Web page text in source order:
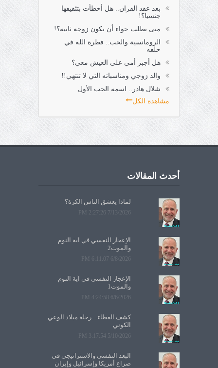
بعد عقد القران.. هل أخطأت بتثقيفها
جنسيا؟!
متى تطلب حواء أن تكون زوجة ثانية؟!
الرومانسية والحب.. فطرة الله في
خلقه
هل أجبر أمي على العيش معي؟
والد زوجي ومناسباته التي لا تنتهي!!
شلال هادر.. اسمه الحب الأول
مشاهدة الكل
أحدث المقالات
لماذا يعشق الناس الكرة؟
7/13/2026 2:27:26 PM
الإعجاز النفسي في آية النوم
والموت2
6/8/2026 6:11:07 PM
الإعجاز النفسي في آية النوم
والموت1
6/6/2026 4:24:58 PM
كشف الغطاء... رحلة ميلاد الوعي
الكوني
5/10/2026 3:17:54 PM
البعد النفسي والاستراتيجي في
صراع أمريكا وإسرائيل وإيران